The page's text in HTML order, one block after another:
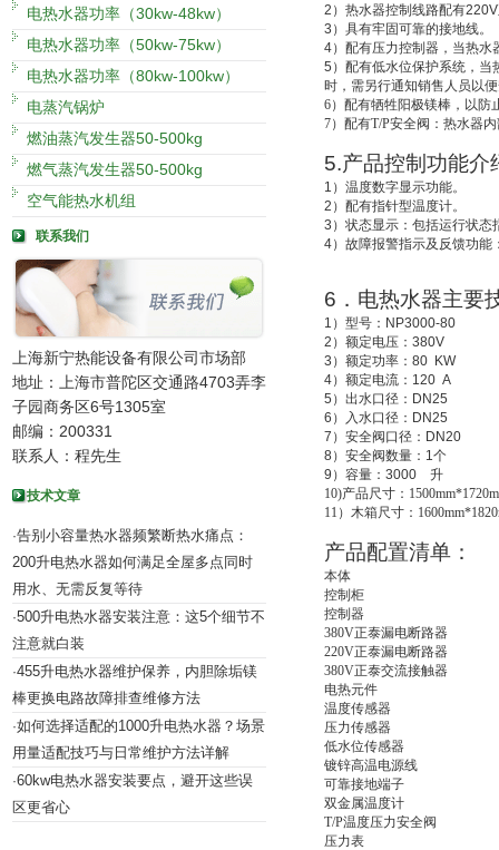
电热水器功率（30kw-48kw）
电热水器功率（50kw-75kw）
电热水器功率（80kw-100kw）
电蒸汽锅炉
燃油蒸汽发生器50-500kg
燃气蒸汽发生器50-500kg
空气能热水机组
联系我们
上海新宁热能设备有限公司市场部
地址：上海市普陀区交通路4703弄李
子园商务区6号1305室
邮编：200331
联系人：程先生
技术文章
·告别小容量热水器频繁断热水痛点：
200升电热水器如何满足全屋多点同时
用水、无需反复等待
·500升电热水器安装注意：这5个细节不
注意就白装
·455升电热水器维护保养，内胆除垢镁
棒更换电路故障排查维修方法
·如何选择适配的1000升电热水器？场景
用量适配技巧与日常维护方法详解
·60kw电热水器安装要点，避开这些误
区更省心
2 ）热水器控制线路配有220V
3 ）具有牢固可靠的接地线。
4）配有压力控制器，当热水
5 ）配有低水位保护系统， 当
时，需另行通知销售人员以
6）配有牺牲阳极镁棒，以防
7）配有T/P安全阀：热水器
5.产品控制功能介
1 ）温度数字显示功能。
2 ）配有指针型温度计。
3 ）状态显示：包括运行状
4）故障报警指示及反馈功
6 ．电热水器主要
1 ）型号： NP3000-80
2 ）额定电压： 380V
3 ）额定功率： 80 KW
4）额定电流： 120 A
5 ）出水口径： DN25
6 ）入水口径： DN25
7 ）安全阀口径： DN20
8）安全阀数量： 1个
9 ）容量： 3000 升
10)产品尺寸：
11 ）木箱尺寸：
产品配置清单：
本体
控制柜
控制器
380V正泰漏电断路器
220V正泰漏电断路器
380V正泰交流接触器
电热元件
温度传感器
压力传感器
低水位传感器
镀锌高温电源线
可靠接地端子
双金属温度计
T/P温度压力安全阀
压力表